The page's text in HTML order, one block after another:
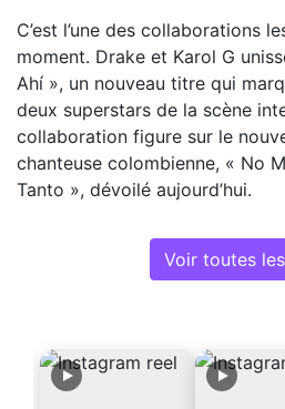
C’est l’une des collaborations
moment. Drake et Karol G
Ahí », un nouveau titre qui
deux superstars de la scène
collaboration figure sur le
chanteuse colombienne, « No
Tanto », dévoilé aujourd’hui.
Voir toutes